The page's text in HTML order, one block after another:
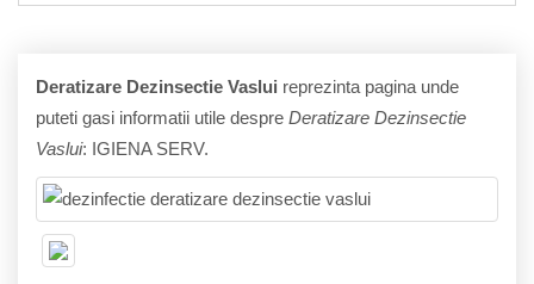
Deratizare Dezinsectie Vaslui reprezinta pagina unde
puteti gasi informatii utile despre Deratizare Dezinsectie
Vaslui: IGIENA SERV.